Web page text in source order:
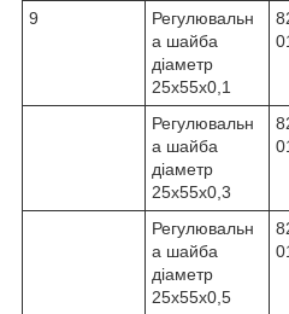
9
Регулювальн
а шайба
діаметр
25x55x0,1
Регулювальн
а шайба
діаметр
25x55x0,3
Регулювальн
а шайба
діаметр
25x55x0,5